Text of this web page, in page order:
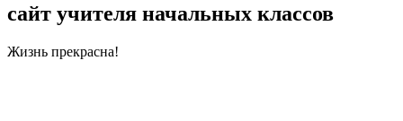
сайт учителя начальных классов
Жизнь прекрасна!